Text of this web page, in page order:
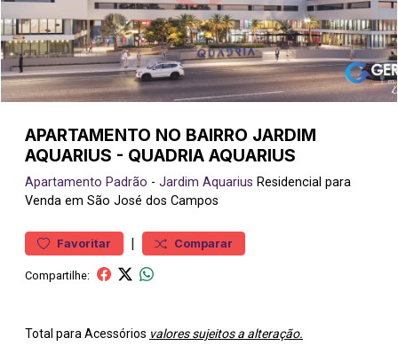
APARTAMENTO NO BAIRRO JARDIM
AQUARIUS - QUADRIA AQUARIUS
Apartamento Padrão - Jardim Aquarius Residencial para
Venda em São José dos Campos
Favoritar | Comparar
Compartilhe:
Total para Acessórios valores sujeitos a alteração.